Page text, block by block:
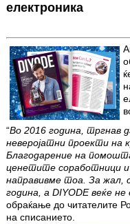
електроника
“Во 2016 година, тргнав
неверојатни проекти на
Благодарение на
ценетите соработници и
направивме тоа. За жал,
година, а DIYODE веќе
обраќање до читателите
на списанието.